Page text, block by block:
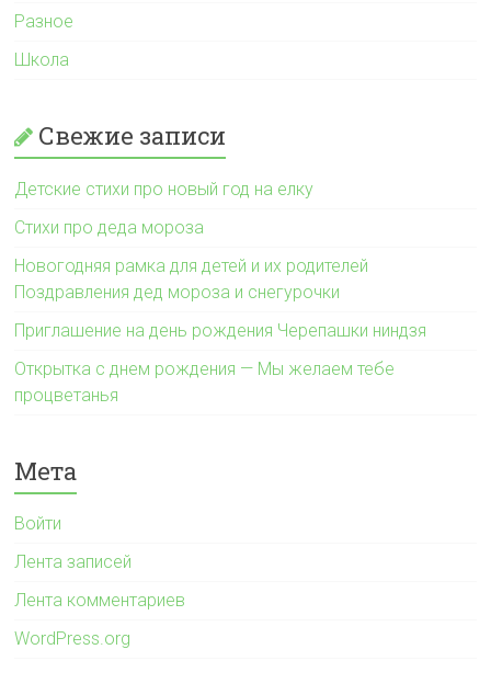
Разное
Школа
Свежие записи
Детские стихи про новый год на елку
Стихи про деда мороза
Новогодняя рамка для детей и их родителей
Поздравления дед мороза и снегурочки
Приглашение на день рождения Черепашки ниндзя
Открытка с днем рождения — Мы желаем тебе
процветанья
Мета
Войти
Лента записей
Лента комментариев
WordPress.org